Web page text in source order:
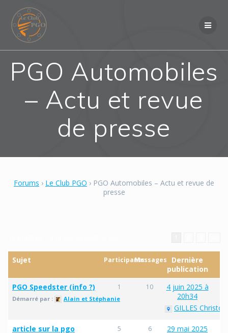
PGO Automobiles
– Actu et revue
de presse
Forums › Le Club PGO › PGO Automobiles – Actu et revue de
presse
Sujet ParticipantsMessages
Dernière
publication
PGO Speedster (info ?)
Démarré par : Alain et Stéphanie
1 10
4 juin 2025 à
20h34
GILLES
article sur la pgo
5 6
29 mai 2025